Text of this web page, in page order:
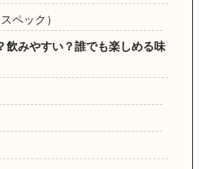
ペック）
飲みやすい？誰でも楽しめる味